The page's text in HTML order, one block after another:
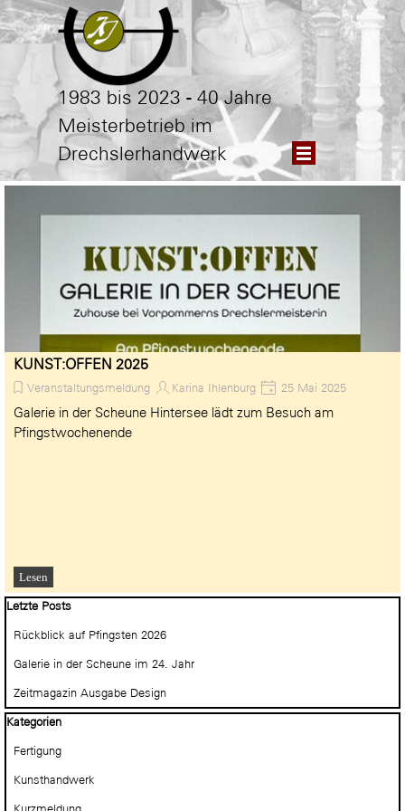
Direkt zum Seiteninhalt
Menü überspringen
1983 bis 2023 - 40 Jahre
Meisterbetrieb im
Drechslerhandwerk
KUNST:OFFEN 2025
Veranstaltungsmeldung Karina Ihlenburg 25 Mai 2025
Galerie in der Scheune Hintersee lädt zum Besuch am
Pfingstwochenende
Lesen
Block überspringen Letzte Posts
Letzte Posts
Rückblick auf Pfingsten 2026
Galerie in der Scheune im 24. Jahr
Zeitmagazin Ausgabe Design
Block überspringen Kategorien
Kategorien
Fertigung
Kunsthandwerk